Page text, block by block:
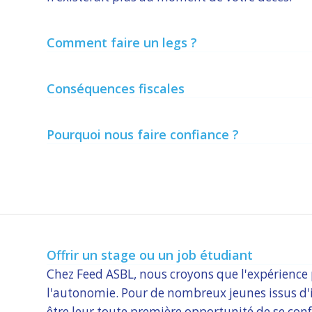
Comment faire un legs ?
Conséquences fiscales
Pourquoi nous faire confiance ?
Offrir un stage ou un job étudiant
Chez Feed ASBL, nous croyons que
l'autonomie. Pour de nombreux jeunes issus